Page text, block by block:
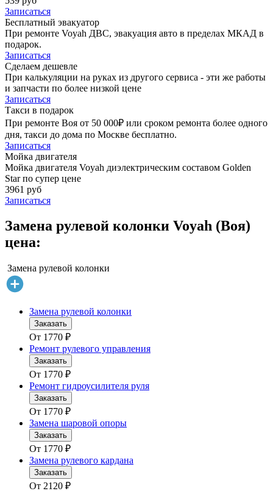
Записаться
Бесплатный эвакуатор
При ремонте Voyah ДВС, эвакуация авто в пределах МКАД в
подарок.
Записаться
Сделаем дешевле
При калькуляции на руках из другого сервиса - эти же работы
и запчасти по более низкой цене
Записаться
Такси в подарок
При ремонте Воя от 50 000₽ или сроком ремонта более одного
дня, такси до дома по Москве бесплатно.
Записаться
Мойка двигателя
Мойка двигателя Voyah диэлектрическим составом Golden
Star по супер цене
3961 руб
Записаться
Замена рулевой колонки Voyah (Воя)
цена:
Замена рулевой колонки
Замена рулевой колонки
Заказать
От 1770 ₽
Ремонт рулевого управления
Заказать
От 1770 ₽
Ремонт гидроусилителя руля
Заказать
От 1770 ₽
Замена шаровой опоры
Заказать
От 1770 ₽
Замена рулевого кардана
Заказать
От 2120 ₽